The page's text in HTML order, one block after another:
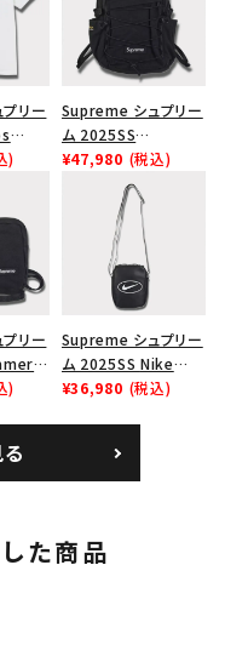
リー
ワ
)
Supreme シュプリー
ム 2025SS
Backpack バックパッ
ク ブラック 黒
¥47,980 (税込)
リー
)
Supreme シュプリー
ム 2025SS Nike
Leather Shoulder
¥36,980 (税込)
た商品